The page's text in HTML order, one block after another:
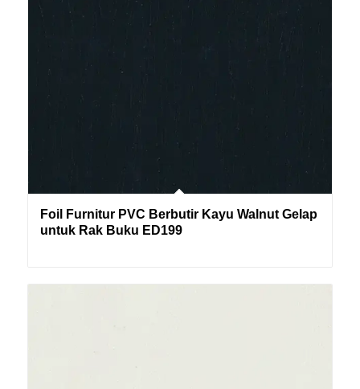
Foil Furnitur PVC Berbutir Kayu Walnut Gelap
untuk Rak Buku ED199